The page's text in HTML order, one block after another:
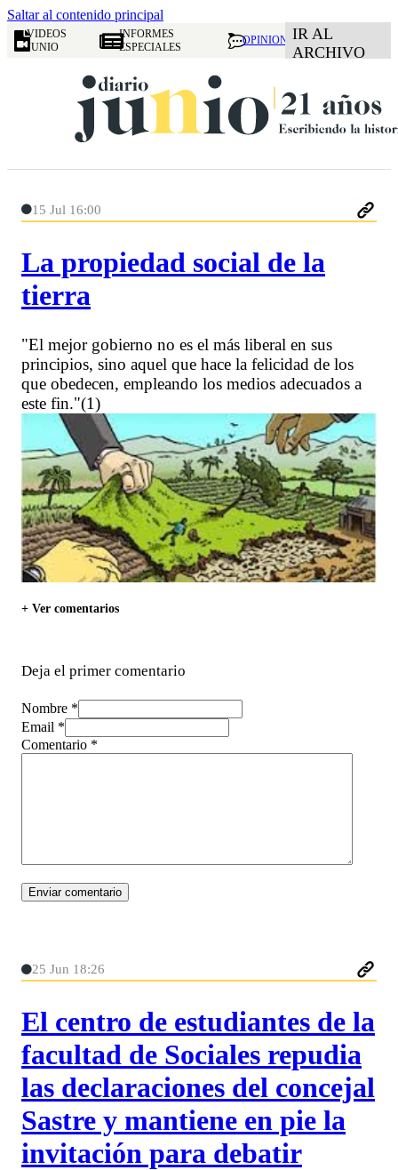
Saltar al contenido principal
VIDEOS
JUNIO
INFORMES
ESPECIALES
OPINION IR AL
ARCHIVO
15 Jul 16:00
La propiedad social de la
tierra
"El mejor gobierno no es el más liberal en sus
principios, sino aquel que hace la felicidad de los
que obedecen, empleando los medios adecuados a
este fin."(1)
+ Ver comentarios
Deja el primer comentario
Nombre *
Email *
Comentario *
25 Jun 18:26
El centro de estudiantes de la
facultad de Sociales repudia
las declaraciones del concejal
Sastre y mantiene en pie la
invitación para debatir